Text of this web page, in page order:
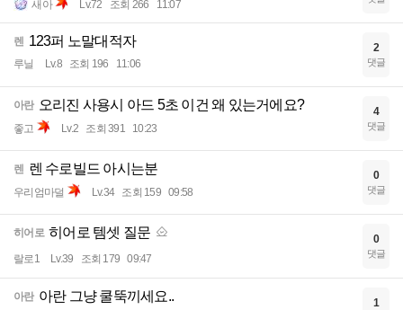
새아 Lv.72 조회 266 11:07
렌 123퍼 노말대적자
루닐 Lv.8 조회 196 11:06
2
댓글
아란 오리진 사용시 아드 5초 이건 왜 있는거에요?
좋고 Lv.2 조회 391 10:23
4
댓글
렌 렌 수로빌드 아시는분
우리엄마덜 Lv.34 조회 159 09:58
0
댓글
히어로 히어로 템셋 질문
랄로1 Lv.39 조회 179 09:47
0
댓글
아란 아란 그냥 쿨뚝끼세요.. 1